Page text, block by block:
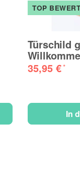
TOP
Türschild
35,95 €*
In